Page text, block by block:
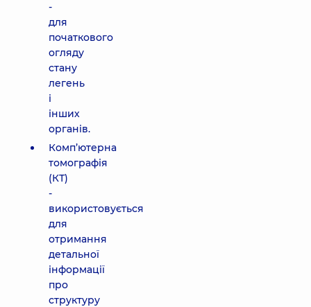
-
для
початкового
огляду
стану
легень
і
інших
органів.
Комп’ютерна
томографія
(КТ)
-
використовується
для
отримання
детальної
інформації
про
структуру